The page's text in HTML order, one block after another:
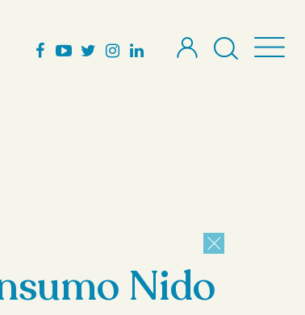
Nido